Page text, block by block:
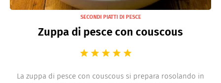
SECONDI PIATTI DI PESCE
Zuppa di pesce con couscous
La zuppa di pesce con couscous si prepara rosolando in